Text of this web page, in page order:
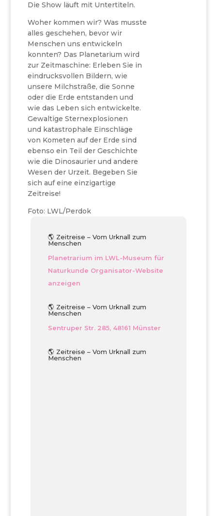
Die Show läuft mit Untertiteln.
Woher kommen wir? Was musste
alles geschehen, bevor wir
Menschen uns entwickeln
konnten? Das Planetarium wird
zur Zeitmaschine: Erleben Sie in
eindrucksvollen Bildern, wie
unsere Milchstraße, die Sonne
oder die Erde entstanden und
wie das Leben sich entwickelte.
Gewaltige Sternexplosionen
und katastrophale Einschläge
von Kometen auf der Erde sind
ebenso ein Teil der Geschichte
wie die Dinosaurier und andere
Wesen der Urzeit. Begeben Sie
sich auf eine einzigartige
Zeitreise!
Foto: LWL/Perdok
🌎 Zeitreise – Vom Urknall zum
Menschen
Planetrarium im LWL-Museum für
Naturkunde Organisator-Website
anzeigen
🌎 Zeitreise – Vom Urknall zum
Menschen
Sentruper Str. 285, 48161 Münster
🌎 Zeitreise – Vom Urknall zum
Menschen